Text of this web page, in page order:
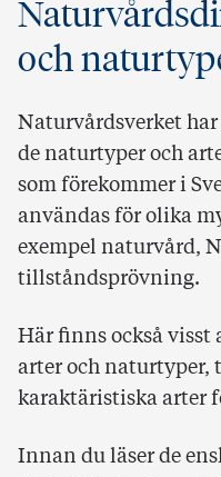
och
Naturvårdsverket
de naturtyper och
som förekommer i
användas för olika
exempel naturvård,
tillståndsprövning.
Här finns också visst
arter och naturtyper,
karaktäristiska arter
Innan du läser de